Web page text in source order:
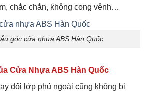
chắc chắn, không cong vênh…
góc cửa nhựa ABS Hàn Quốc
Cửa Nhựa ABS Hàn Quốc
đổi lớp phủ ngoài cũng không bị